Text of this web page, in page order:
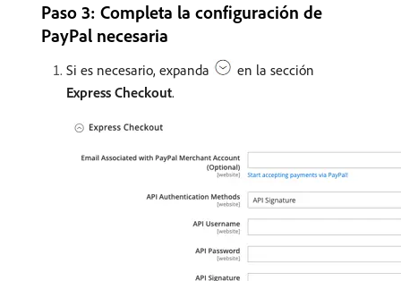
Paso 3: Completa la configuración de
PayPal necesaria
Si es necesario, expanda
en la sección
Express Checkout.